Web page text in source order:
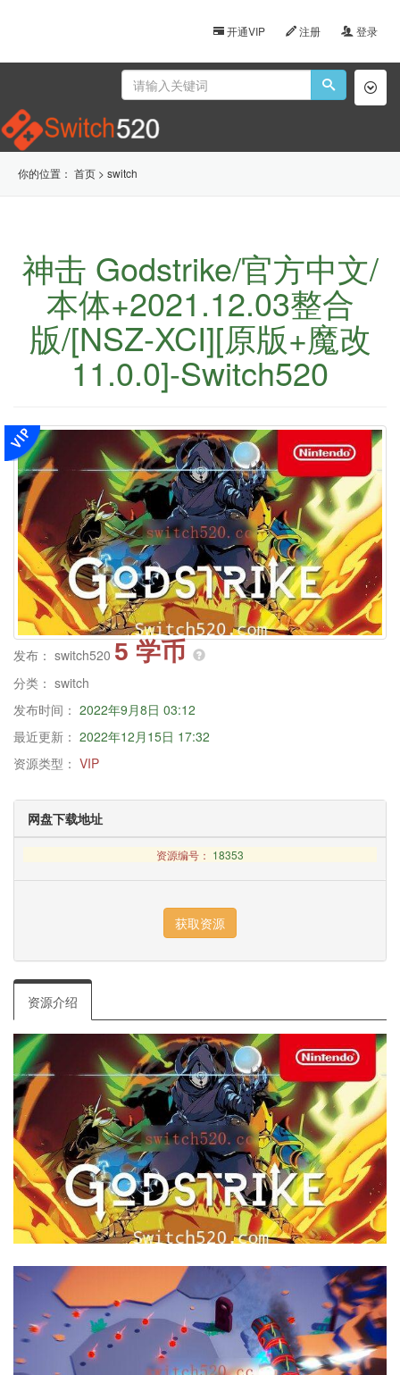
开通VIP 注册 登录
你的位置： 首页 > switch
神击 Godstrike/官方中文/
本体+2021.12.03整合
版/[NSZ-XCI][原版+魔改
11.0.0]-Switch520
发布： switch520 5 学币
分类： switch
发布时间： 2022年9月8日 03:12
最近更新： 2022年12月15日 17:32
资源类型： VIP
网盘下载地址
资源编号： 18353
资源介绍